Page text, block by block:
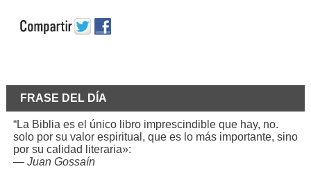
FRASE DEL DÍA
“La Biblia es el único libro imprescindible que hay, no.
solo por su valor espiritual, que es lo más importante, sino
por su calidad literaria»:
— Juan Gossaín